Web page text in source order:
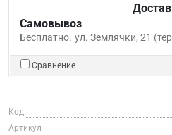
Самовывоз
Бесплатно. ул. Землячки, 21
Сравнение
Код
Артикул